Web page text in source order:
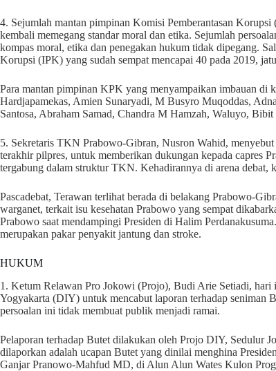
4. Sejumlah mantan pimpinan Komisi Pemberantasan
kembali memegang standar moral dan etika. Sejumlah
kompas moral, etika dan penegakan hukum tidak dipegang.
Korupsi (IPK) yang sudah sempat mencapai 40 pada 2019,
Para mantan pimpinan KPK yang menyampaikan imbauan
Hardjapamekas, Amien Sunaryadi, M Busyro Muqoddas,
Santosa, Abraham Samad, Chandra M Hamzah, Waluyo,
5. Sekretaris TKN Prabowo-Gibran, Nusron Wahid,
terakhir pilpres, untuk memberikan dukungan kepada capres
tergabung dalam struktur TKN. Kehadirannya di arena debat,
Pascadebat, Terawan terlihat berada di belakang Prabowo-
warganet, terkait isu kesehatan Prabowo yang sempat
Prabowo saat mendampingi Presiden di Halim
merupakan pakar penyakit jantung dan stroke.
HUKUM
1. Ketum Relawan Pro Jokowi (Projo), Budi Arie Setiadi,
Yogyakarta (DIY) untuk mencabut laporan terhadap seniman
persoalan ini tidak membuat publik menjadi ramai.
Pelaporan terhadap Butet dilakukan oleh Projo DIY, Sedulur
dilaporkan adalah ucapan Butet yang dinilai menghina
Ganjar Pranowo-Mahfud MD, di Alun Alun Wates Kulon